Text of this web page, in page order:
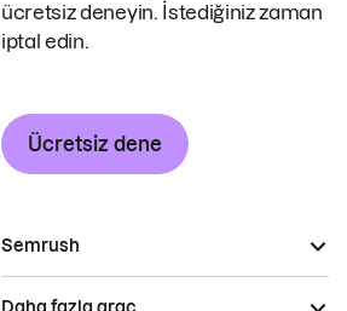
ücretsiz deneyin. İstediğiniz zaman
iptal edin.
Ücretsiz dene
Semrush